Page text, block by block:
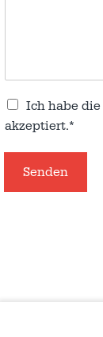
Ich habe die
akzeptiert.*
Senden